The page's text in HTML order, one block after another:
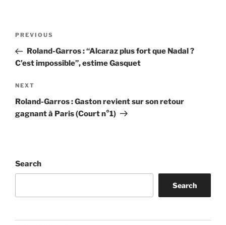
Previous
Post
PREVIOUS
Roland-Garros : “Alcaraz plus fort que Nadal ?
C’est impossible”, estime Gasquet
Next
Post
NEXT
Roland-Garros : Gaston revient sur son retour
gagnant à Paris (Court n°1)
Search
Search